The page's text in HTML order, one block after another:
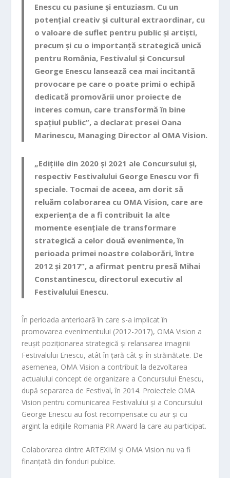
Enescu cu pasiune și entuziasm. Cu un
potențial creativ și cultural extraordinar, cu
o valoare de suflet pentru public și artiști,
precum și cu o importanță strategică unică
pentru România, Festivalul și Concursul
George Enescu lansează cea mai incitantă
provocare pe care o poate primi o echipă
dedicată promovării unor proiecte de
interes comun, care transformă în bine
spațiul public”, a declarat presei Oana
Marinescu, Managing Director al OMA Vision.
„Edițiile din 2020 și 2021 ale Concursului și,
respectiv Festivalului George Enescu vor fi
speciale. Tocmai de aceea, am dorit să
reluăm colaborarea cu OMA Vision, care are
experiența de a fi contribuit la alte
momente esențiale de transformare
strategică a celor două evenimente, în
perioada primei noastre colaborări, între
2012 și 2017”, a afirmat pentru presă Mihai
Constantinescu, directorul executiv al
Festivalului Enescu.
În perioada anterioară în care s-a implicat în
promovarea evenimentului (2012-2017), OMA Vision a
reușit poziționarea strategică și relansarea imaginii
Festivalului Enescu, atât în țară cât și în străinătate. De
asemenea, OMA Vision a contribuit la dezvoltarea
actualului concept de organizare a Concursului Enescu,
după separarea de Festival, în 2014. Proiectele OMA
Vision pentru comunicarea Festivalului și a Concursului
George Enescu au fost recompensate cu aur și cu
argint la edițiile Romania PR Award la care au participat.
Colaborarea dintre ARTEXIM și OMA Vision nu va fi
finanțată din fonduri publice.